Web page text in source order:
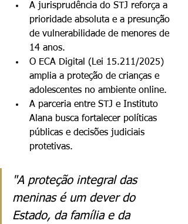
A jurisprudência do STJ reforça a
prioridade absoluta e a presunção
de vulnerabilidade de menores de
14 anos.
O ECA Digital (Lei 15.211/2025)
amplia a proteção de crianças e
adolescentes no ambiente online.
A parceria entre STJ e Instituto
Alana busca fortalecer políticas
públicas e decisões judiciais
protetivas.
"A proteção integral das
meninas é um dever do
Estado, da família e da